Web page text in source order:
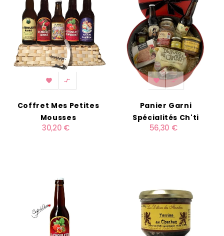
 
Coffret Mes Petites
Mousses
30,20 €
 
Panier Garni
Spécialités Ch'ti
56,30 €